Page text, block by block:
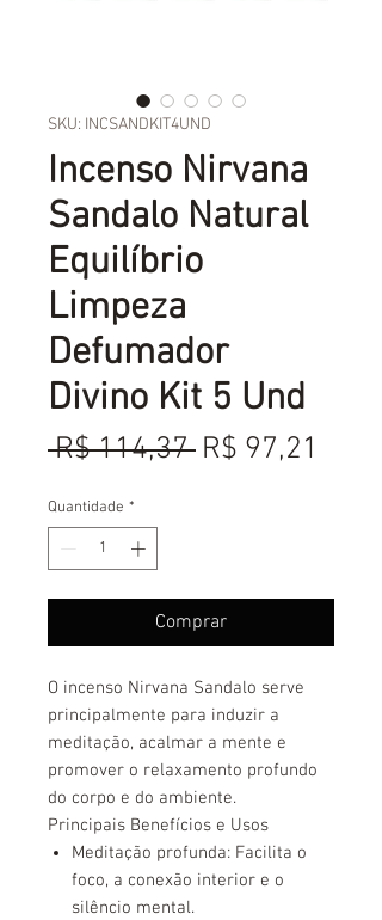
SKU: INCSANDKIT4UND
Incenso Nirvana
Sandalo Natural
Equilíbrio
Limpeza
Defumador
Divino Kit 5 Und
R$ 114,37 Preço
R$ 97,21
Quantidade *
Comprar
O incenso Nirvana Sandalo serve
principalmente para induzir a
meditação, acalmar a mente e
promover o relaxamento profundo
do corpo e do ambiente.
Principais Benefícios e Usos
Meditação profunda: Facilita o
foco, a conexão interior e o
silêncio mental.